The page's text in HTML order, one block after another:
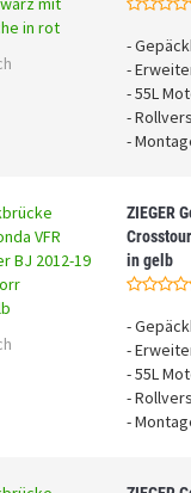
-
-
- 55L
-
-
ZIEGER
in gelb
-
-
- 55L
-
-